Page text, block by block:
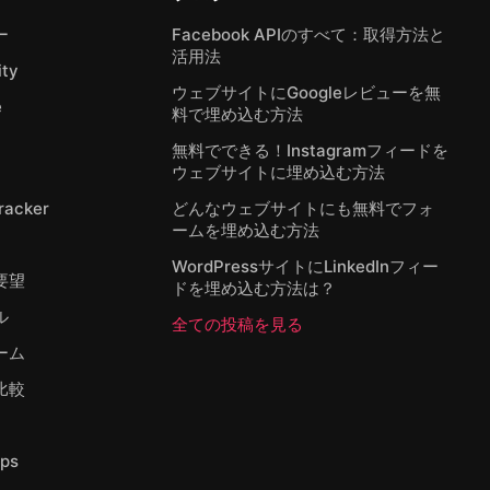
望
ム
較
Facebook APIのすべて：取得方法と
活用法
ウェブサイトにGoogleレビューを無
料で埋め込む方法
無料でできる！Instagramフィードを
ウェブサイトに埋め込む方法
どんなウェブサイトにも無料でフォ
ームを埋め込む方法
WordPressサイトにLinkedInフィー
ドを埋め込む方法は？
全ての投稿を見る